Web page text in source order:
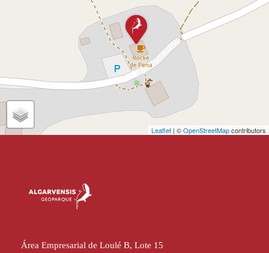
Leaflet | ©OpenStreetMapcontributors
Área Empresarial de Loulé B, Lote 15